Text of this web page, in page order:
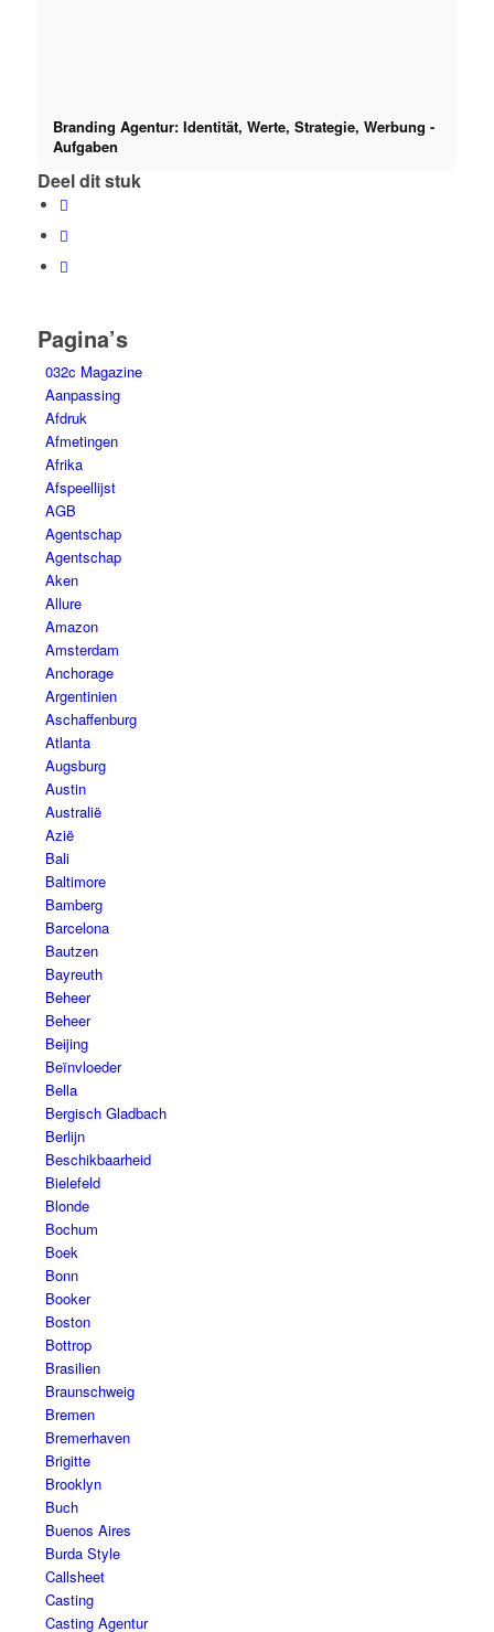
Branding Agentur: Identität, Werte, Strategie, Werbung -
Aufgaben
Deel dit stuk
Pagina’s
032c Magazine
Aanpassing
Afdruk
Afmetingen
Afrika
Afspeellijst
AGB
Agentschap
Agentschap
Aken
Allure
Amazon
Amsterdam
Anchorage
Argentinien
Aschaffenburg
Atlanta
Augsburg
Austin
Australië
Azië
Bali
Baltimore
Bamberg
Barcelona
Bautzen
Bayreuth
Beheer
Beheer
Beijing
Beïnvloeder
Bella
Bergisch Gladbach
Berlijn
Beschikbaarheid
Bielefeld
Blonde
Bochum
Boek
Bonn
Booker
Boston
Bottrop
Brasilien
Braunschweig
Bremen
Bremerhaven
Brigitte
Brooklyn
Buch
Buenos Aires
Burda Style
Callsheet
Casting
Casting Agentur